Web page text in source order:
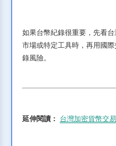
如果台幣紀錄很重要，先看
市場或特定工具時，再用國
錄風險。
延伸閱讀： 台灣加密貨幣交